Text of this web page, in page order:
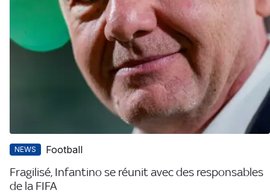
NEWS Football
Fragilisé, Infantino se réunit avec des responsables
de la FIFA